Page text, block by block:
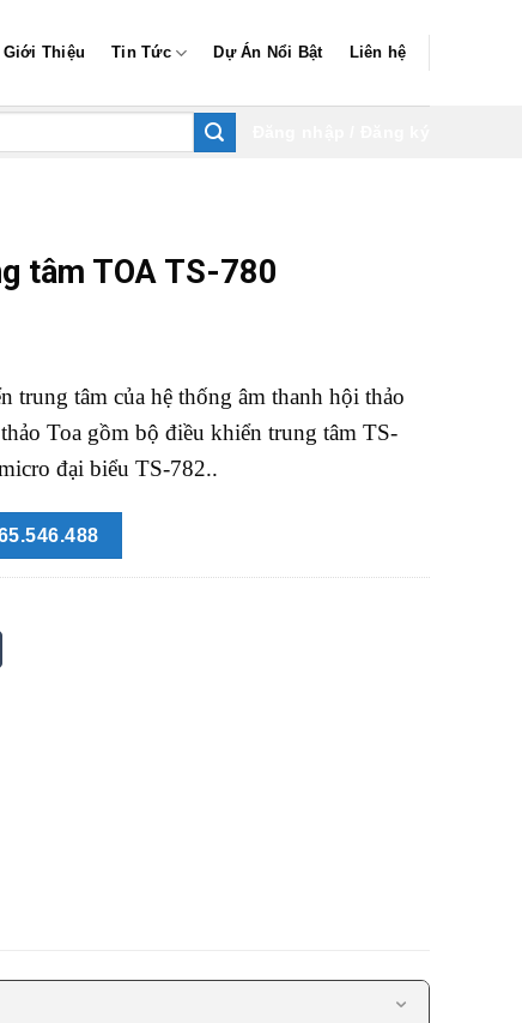
Giới Thiệu Tin Tức Dự Án Nổi Bật Liên hệ
tâm TOA TS-780
trung tâm của hệ thống âm thanh hội thảo
Toa gồm bộ điều khiển trung tâm TS-
đại biểu TS-782..